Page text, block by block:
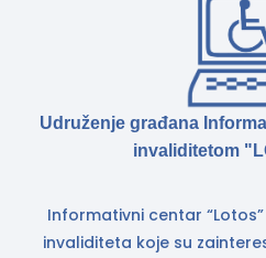
Udruženje građana
invaliditetom
Informativni centar
invaliditeta koje su